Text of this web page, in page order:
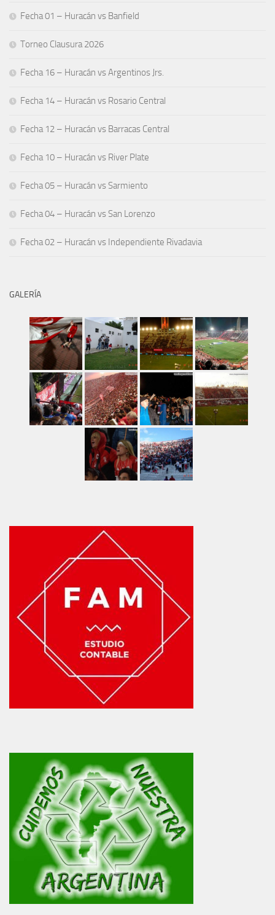
Fecha 01 – Huracán vs Banfield
Torneo Clausura 2026
Fecha 16 – Huracán vs Argentinos Jrs.
Fecha 14 – Huracán vs Rosario Central
Fecha 12 – Huracán vs Barracas Central
Fecha 10 – Huracán vs River Plate
Fecha 05 – Huracán vs Sarmiento
Fecha 04 – Huracán vs San Lorenzo
Fecha 02 – Huracán vs Independiente Rivadavia
GALERÍA